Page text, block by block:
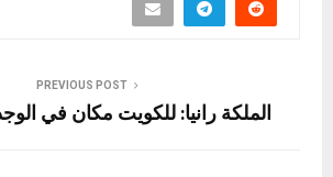
PREVIOUS POST
الملكة رانيا: للكويت مكان في